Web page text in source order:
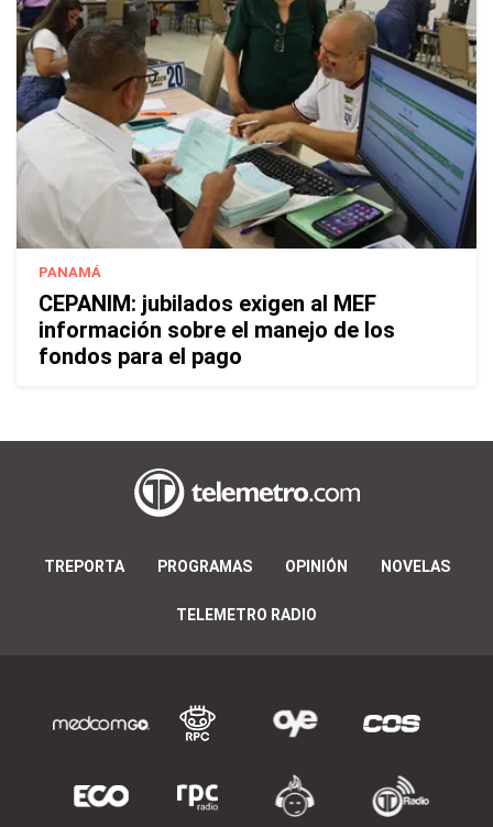
PANAMÁ
CEPANIM: jubilados exigen al MEF
información sobre el manejo de los
fondos para el pago
TREPORTA PROGRAMAS OPINIÓN NOVELAS
TELEMETRO RADIO